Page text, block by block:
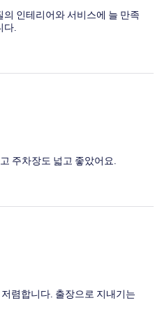
인테리어와 서비스에 늘 만족
다.
주차장도 넓고 좋았어요.
렴합니다. 출장으로 지내기는